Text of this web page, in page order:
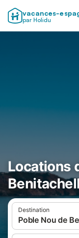
vacances-
par Holidu
Locations
Destination
Poble Nou de